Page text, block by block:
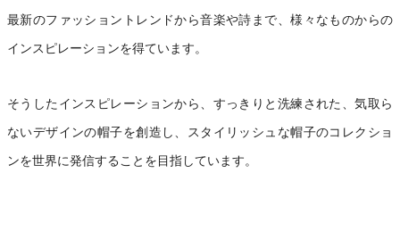
最新のファッショントレンドから音楽や詩まで、様々なものからの
インスピレーションを得ています。
そうしたインスピレーションから、すっきりと洗練された、気取ら
ないデザインの帽子を創造し、スタイリッシュな帽子のコレクショ
ンを世界に発信することを目指しています。